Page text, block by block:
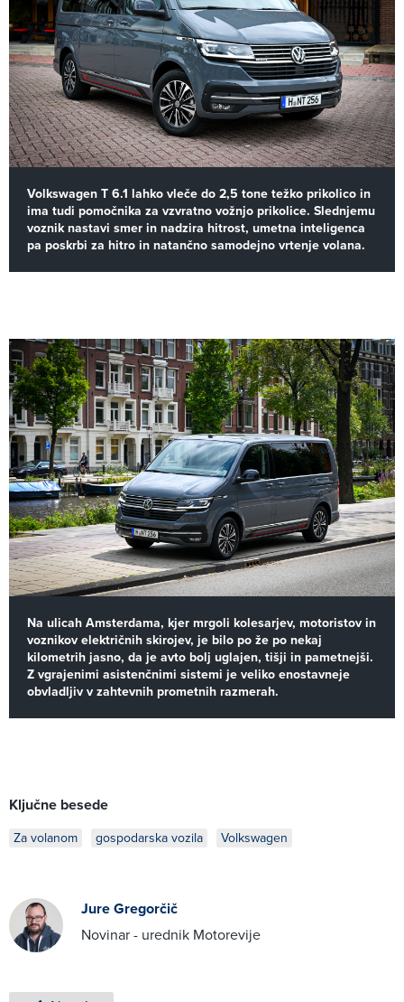
Volkswagen T 6.1 lahko vleče do 2,5 tone težko prikolico in
ima tudi pomočnika za vzvratno vožnjo prikolice. Slednjemu
voznik nastavi smer in nadzira hitrost, umetna inteligenca
pa poskrbi za hitro in natančno samodejno vrtenje volana.
Na ulicah Amsterdama, kjer mrgoli kolesarjev, motoristov in
voznikov električnih skirojev, je bilo po že po nekaj
kilometrih jasno, da je avto bolj uglajen, tišji in pametnejši.
Z vgrajenimi asistenčnimi sistemi je veliko enostavneje
obvladljiv v zahtevnih prometnih razmerah.
Ključne besede
Za volanom gospodarska vozila Volkswagen
Jure Gregorčič
Novinar - urednik Motorevije